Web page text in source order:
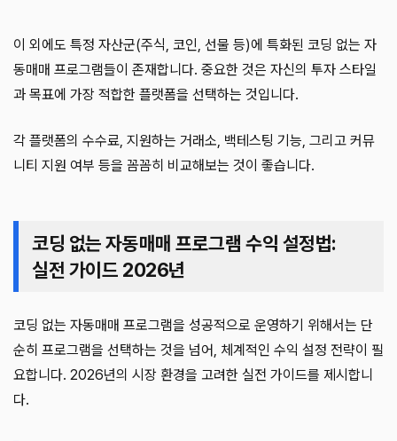
이 외에도 특정 자산군(주식, 코인, 선물 등)에 특화된 코딩 없는 자
동매매 프로그램들이 존재합니다. 중요한 것은 자신의 투자 스타일
과 목표에 가장 적합한 플랫폼을 선택하는 것입니다.
각 플랫폼의 수수료, 지원하는 거래소, 백테스팅 기능, 그리고 커뮤
니티 지원 여부 등을 꼼꼼히 비교해보는 것이 좋습니다.
코딩 없는 자동매매 프로그램 수익 설정법:
실전 가이드 2026년
코딩 없는 자동매매 프로그램을 성공적으로 운영하기 위해서는 단
순히 프로그램을 선택하는 것을 넘어, 체계적인 수익 설정 전략이 필
요합니다. 2026년의 시장 환경을 고려한 실전 가이드를 제시합니
다.